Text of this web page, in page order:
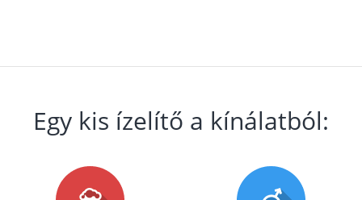
Egy kis ízelítő a kínálatból: